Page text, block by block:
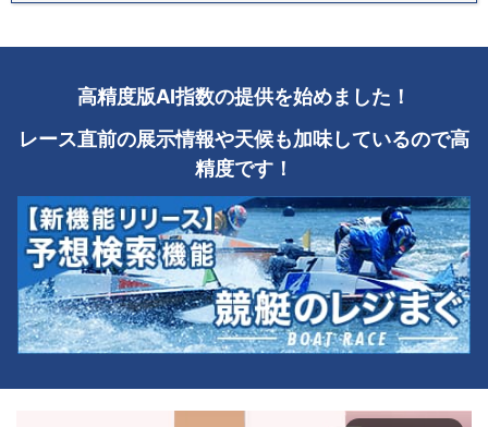
高精度版AI指数の提供を始めました！
レース直前の展示情報や天候も加味しているので高
精度です！